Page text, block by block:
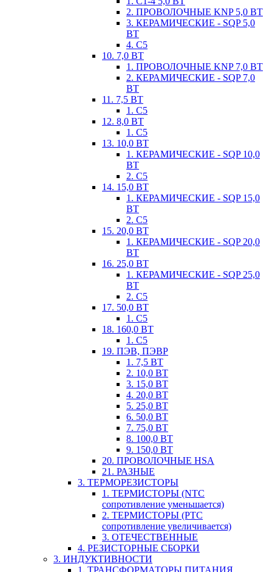
2. ПРОВОЛОЧНЫЕ KNP 5,0 ВТ
3. КЕРАМИЧЕСКИЕ - SQP 5,0
ВТ
4. С5
10. 7,0 ВТ
1. ПРОВОЛОЧНЫЕ KNP 7,0 ВТ
2. КЕРАМИЧЕСКИЕ - SQP 7,0
ВТ
11. 7,5 ВТ
1. С5
12. 8,0 ВТ
1. С5
13. 10,0 ВТ
1. КЕРАМИЧЕСКИЕ - SQP 10,0
ВТ
2. С5
14. 15,0 ВТ
1. КЕРАМИЧЕСКИЕ - SQP 15,0
ВТ
2. С5
15. 20,0 ВТ
1. КЕРАМИЧЕСКИЕ - SQP 20,0
ВТ
16. 25,0 ВТ
1. КЕРАМИЧЕСКИЕ - SQP 25,0
ВТ
2. С5
17. 50,0 ВТ
1. С5
18. 160,0 ВТ
1. С5
19. ПЭВ, ПЭВР
1. 7,5 ВТ
2. 10,0 ВТ
3. 15,0 ВТ
4. 20,0 ВТ
5. 25,0 ВТ
6. 50,0 ВТ
7. 75,0 ВТ
8. 100,0 ВТ
9. 150,0 ВТ
20. ПРОВОЛОЧНЫЕ HSA
21. РАЗНЫЕ
3. ТЕРМОРЕЗИСТОРЫ
1. ТЕРМИСТОРЫ (NTC
сопротивление уменьшается)
2. ТЕРМИСТОРЫ (PTC
сопротивление увеличивается)
3. ОТЕЧЕСТВЕННЫЕ
4. РЕЗИСТОРНЫЕ СБОРКИ
3. ИНДУКТИВНОСТИ
1. ТРАНСФОРМАТОРЫ ПИТАНИЯ